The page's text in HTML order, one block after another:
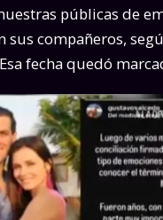
públicas de
sus compañeros,
fecha quedó